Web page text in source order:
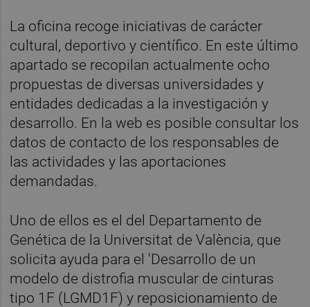
La oficina recoge iniciativas de carácter
cultural, deportivo y científico. En este último
apartado se recopilan actualmente ocho
propuestas de diversas universidades y
entidades dedicadas a la investigación y
desarrollo. En la web es posible consultar los
datos de contacto de los responsables de
las actividades y las aportaciones
demandadas.
Uno de ellos es el del Departamento de
Genética de la Universitat de València, que
solicita ayuda para el 'Desarrollo de un
modelo de distrofia muscular de cinturas
tipo 1F (LGMD1F) y reposicionamiento de